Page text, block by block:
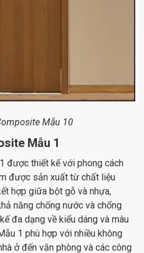
Mẫu 10
Mẫu 1
được thiết kế với phong cách
được sản xuất từ chất liệu
hợp giữa bột gỗ và nhựa,
năng chống nước và chống
đa dạng về kiểu dáng và màu
1 phù hợp với nhiều không
ở đến văn phòng và các công